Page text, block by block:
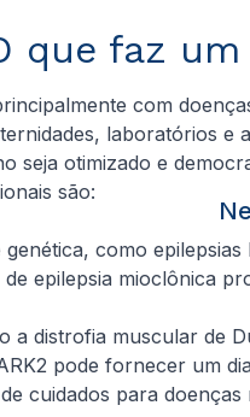
que faz
com
laboratórios
seja otimizado e
são:
como
epilepsia mioclônica
distrofia muscular de
pode fornecer um
cuidados para